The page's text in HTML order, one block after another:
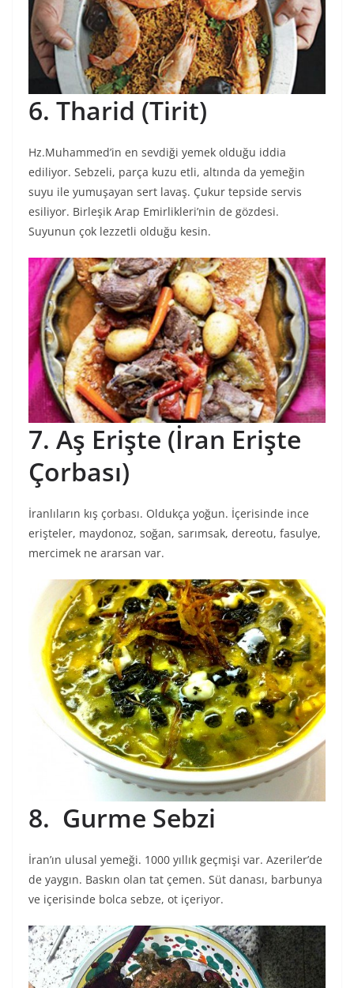
6. Tharid (Tirit)
Hz.Muhammed’in en sevdiği yemek olduğu iddia
ediliyor. Sebzeli, parça kuzu etli, altında da yemeğin
suyu ile yumuşayan sert lavaş. Çukur tepside servis
esiliyor. Birleşik Arap Emirlikleri’nin de gözdesi.
Suyunun çok lezzetli olduğu kesin.
7. Aş Erişte (İran Erişte
Çorbası)
İranlıların kış çorbası. Oldukça yoğun. İçerisinde ince
erişteler, maydonoz, soğan, sarımsak, dereotu, fasulye,
mercimek ne ararsan var.
8. Gurme Sebzi
İran’ın ulusal yemeği. 1000 yıllık geçmişi var. Azeriler’de
de yaygın. Baskın olan tat çemen. Süt danası, barbunya
ve içerisinde bolca sebze, ot içeriyor.